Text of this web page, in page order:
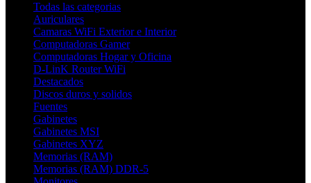
Todas las categorias
Auriculares
Camaras WiFi Exterior e Interior
Computadoras Gamer
Computadoras Hogar y Oficina
D-LinK Router WiFi
Destacados
Discos duros y solidos
Fuentes
Gabinetes
Gabinetes MSI
Gabinetes XYZ
Memorias (RAM)
Memorias (RAM) DDR-5